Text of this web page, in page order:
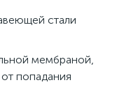
стали
мембраной,
попадания